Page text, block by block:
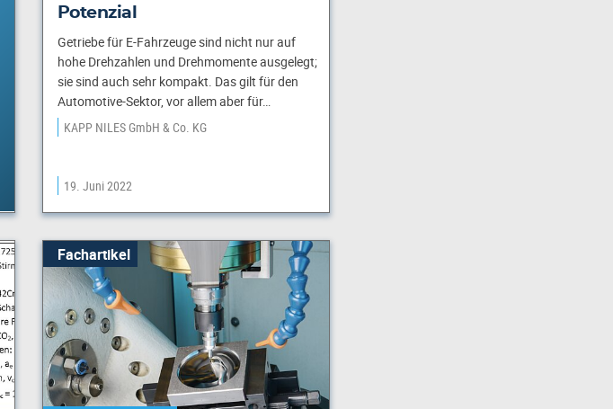
Potenzial
Getriebe für E-Fahrzeuge sind nicht nur auf
hohe Drehzahlen und Drehmomente ausgelegt;
sie sind auch sehr kompakt. Das gilt für den
Automotive-Sektor, vor allem aber für…
KAPP NILES GmbH & Co. KG
19. Juni 2022
Fachartikel